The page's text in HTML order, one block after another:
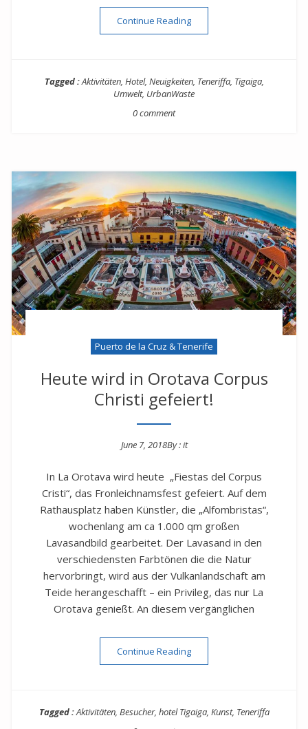
Continue Reading“Tigaiga arbeitet weiter am
Tagged :Aktivitäten, Hotel, Neuigkeiten, Teneriffa, Tigaiga,
Umwelt, UrbanWaste
0 comment
Puerto de la Cruz & Tenerife
Heute wird in Orotava Corpus
Christi gefeiert!
June 7, 2018By :it
In La Orotava wird heute „Fiestas del Corpus
Cristi“, das Fronleichnamsfest gefeiert. Auf dem
Rathausplatz haben Künstler, die „Alfombristas“,
wochenlang am ca 1.000 qm großen
Lavasandbild gearbeitet. Der Lavasand in den
verschiedensten Farbtönen die die Natur
hervorbringt, wird aus der Vulkanlandschaft am
Teide herangeschafft – ein Privileg, das nur La
Orotava genießt. An diesem vergänglichen
Continue Reading“Heute wird in Orotava
Tagged :Aktivitäten, Besucher, hotel Tigaiga, Kunst, Teneriffa